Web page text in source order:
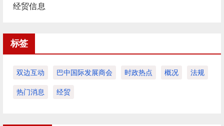
经贸信息
标签
双边互动 巴中国际发展商会 时政热点 概况 法规
热门消息 经贸